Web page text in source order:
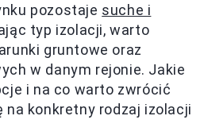
pozostaje suche i
typ izolacji, warto
gruntowe oraz
w danym rejonie. Jakie
i na co warto zwrócić
na konkretny rodzaj izolacji